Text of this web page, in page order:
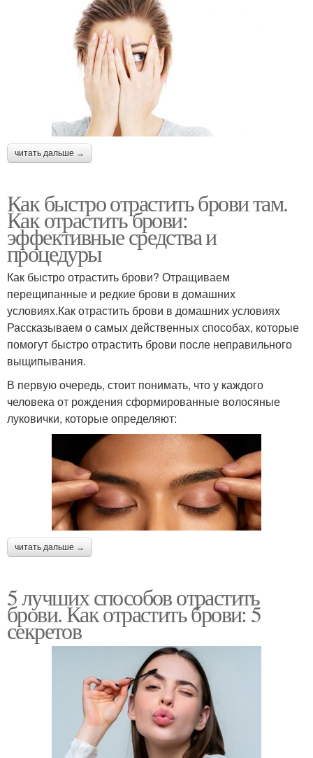
читать дальше →
Как быстро отрастить брови там.
Как отрастить брови:
эффективные средства и
процедуры
Как быстро отрастить брови? Отращиваем
перещипанные и редкие брови в домашних
условиях.Как отрастить брови в домашних условиях
Рассказываем о самых действенных способах, которые
помогут быстро отрастить брови после неправильного
выщипывания.
В первую очередь, стоит понимать, что у каждого
человека от рождения сформированные волосяные
луковички, которые определяют:
читать дальше →
5 лучших способов отрастить
брови. Как отрастить брови: 5
секретов